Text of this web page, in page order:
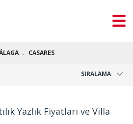
CASARES
SIRALAMA
Yazlık Fiyatları ve Villa